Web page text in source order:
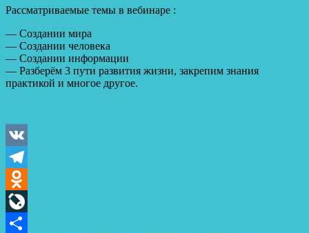
Рассматриваемые темы в вебинаре :
— Создании мира
— Создании человека
— Создании информации
— Разберём 3 пути развития жизни, закрепим знания
практикой и многое другое.
VK
Telegram
Odnoklassniki
LiveJournal